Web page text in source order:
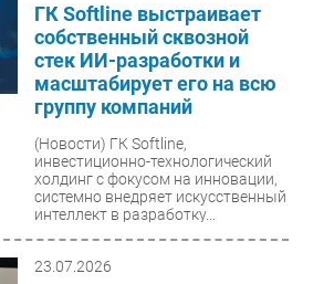
ГК Softline выстраивает
собственный сквозной
стек ИИ-разработки и
масштабирует его на всю
группу компаний
(Новости) ГК Softline,
инвестиционно-технологический
холдинг с фокусом на инновации,
системно внедряет искусственный
интеллект в разработку...
23.07.2026